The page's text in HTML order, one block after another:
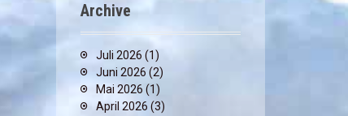
Archive
Juli 2026 (1)
Juni 2026 (2)
Mai 2026 (1)
April 2026 (3)